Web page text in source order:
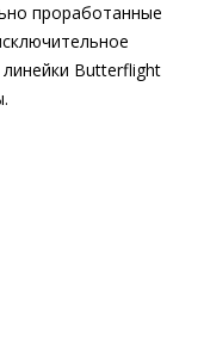
проработанные
Butterflight